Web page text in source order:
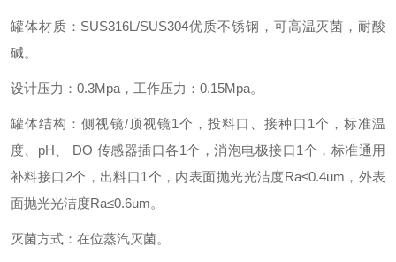
罐体材质：SUS316L/SUS304优质不锈钢，可高温灭菌，耐酸
碱。
设计压力：0.3Mpa，工作压力：0.15Mpa。
罐体结构：侧视镜/顶视镜1个，投料口、接种口1个，标准温
度、pH、 DO 传感器插口各1个，消泡电极接口1个，标准通用
补料接口2个，出料口1个，内表面抛光光洁度Ra≤0.4um，外表
面抛光光洁度Ra≤0.6um。
灭菌方式：在位蒸汽灭菌。